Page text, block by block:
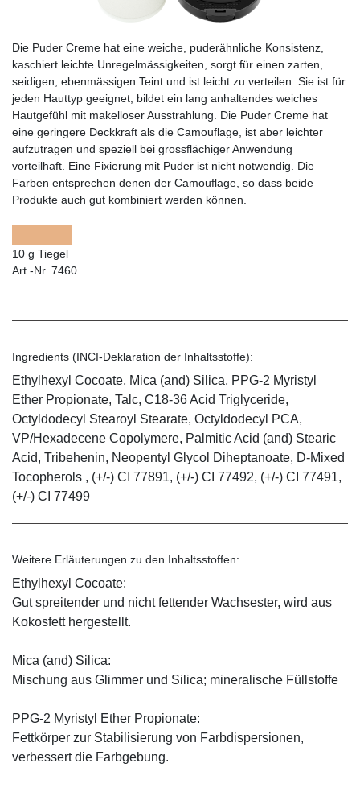
Die Puder Creme hat eine weiche, puderähnliche Konsistenz,
kaschiert leichte Unregelmässigkeiten, sorgt für einen zarten,
seidigen, ebenmässigen Teint und ist leicht zu verteilen. Sie ist für
jeden Hauttyp geeignet, bildet ein lang anhaltendes weiches
Hautgefühl mit makelloser Ausstrahlung. Die Puder Creme hat
eine geringere Deckkraft als die Camouflage, ist aber leichter
aufzutragen und speziell bei grossflächiger Anwendung
vorteilhaft. Eine Fixierung mit Puder ist nicht notwendig. Die
Farben entsprechen denen der Camouflage, so dass beide
Produkte auch gut kombiniert werden können.
10 g Tiegel
Art.-Nr. 7460
Ingredients (INCI-Deklaration der Inhaltsstoffe):
Ethylhexyl Cocoate, Mica (and) Silica, PPG-2 Myristyl
Ether Propionate, Talc, C18-36 Acid Triglyceride,
Octyldodecyl Stearoyl Stearate, Octyldodecyl PCA,
VP/Hexadecene Copolymere, Palmitic Acid (and) Stearic
Acid, Tribehenin, Neopentyl Glycol Diheptanoate, D-Mixed
Tocopherols , (+/-) CI 77891, (+/-) CI 77492, (+/-) CI 77491,
(+/-) CI 77499
Weitere Erläuterungen zu den Inhaltsstoffen:
Ethylhexyl Cocoate:
Gut spreitender und nicht fettender Wachsester, wird aus
Kokosfett hergestellt.
Mica (and) Silica:
Mischung aus Glimmer und Silica; mineralische Füllstoffe
PPG-2 Myristyl Ether Propionate:
Fettkörper zur Stabilisierung von Farbdispersionen,
verbessert die Farbgebung.